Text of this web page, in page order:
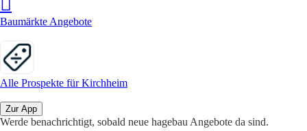
Baumärkte Angebote
Alle Prospekte für Kirchheim
Zur App
Werde benachrichtigt, sobald neue hagebau Angebote da sind.